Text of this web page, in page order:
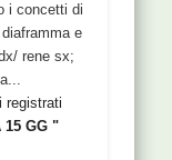
i concetti di
e
rene sx;
registrati
15 GG "